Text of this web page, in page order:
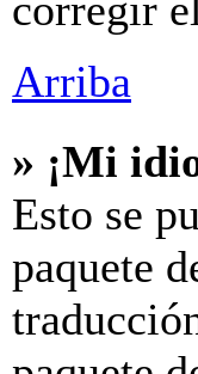
Arriba
» ¡Mi
Esto se
paquete